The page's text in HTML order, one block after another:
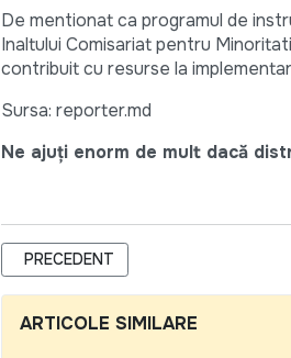
De mentionat ca programul de
Inaltului Comisariat pentru
contribuit cu resurse la
Sursa: reporter.md
Ne ajuți enorm de mult dacă
ARTICOL PRECEDENT: MOLDOVA
PRECEDENT
ARTICOLE SIMILARE